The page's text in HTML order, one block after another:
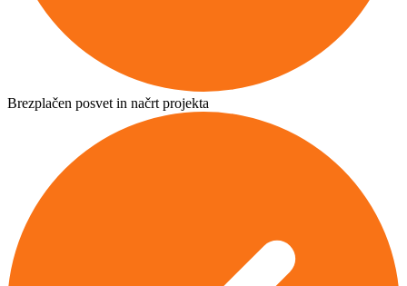
Brezplačen posvet in načrt projekta